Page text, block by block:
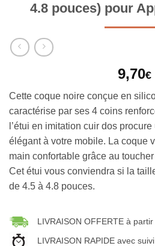
4.8 pouces) pour
9,70€
Cette coque noire conçue en
caractérise par ses 4 coins
l’étui en imitation cuir dos
élégant à votre mobile. La coque
main confortable grâce au
Cet étui vous conviendra si la
de 4.5 à 4.8 pouces.
LIVRAISON OFFERTE à
LIVRAISON RAPIDE avec